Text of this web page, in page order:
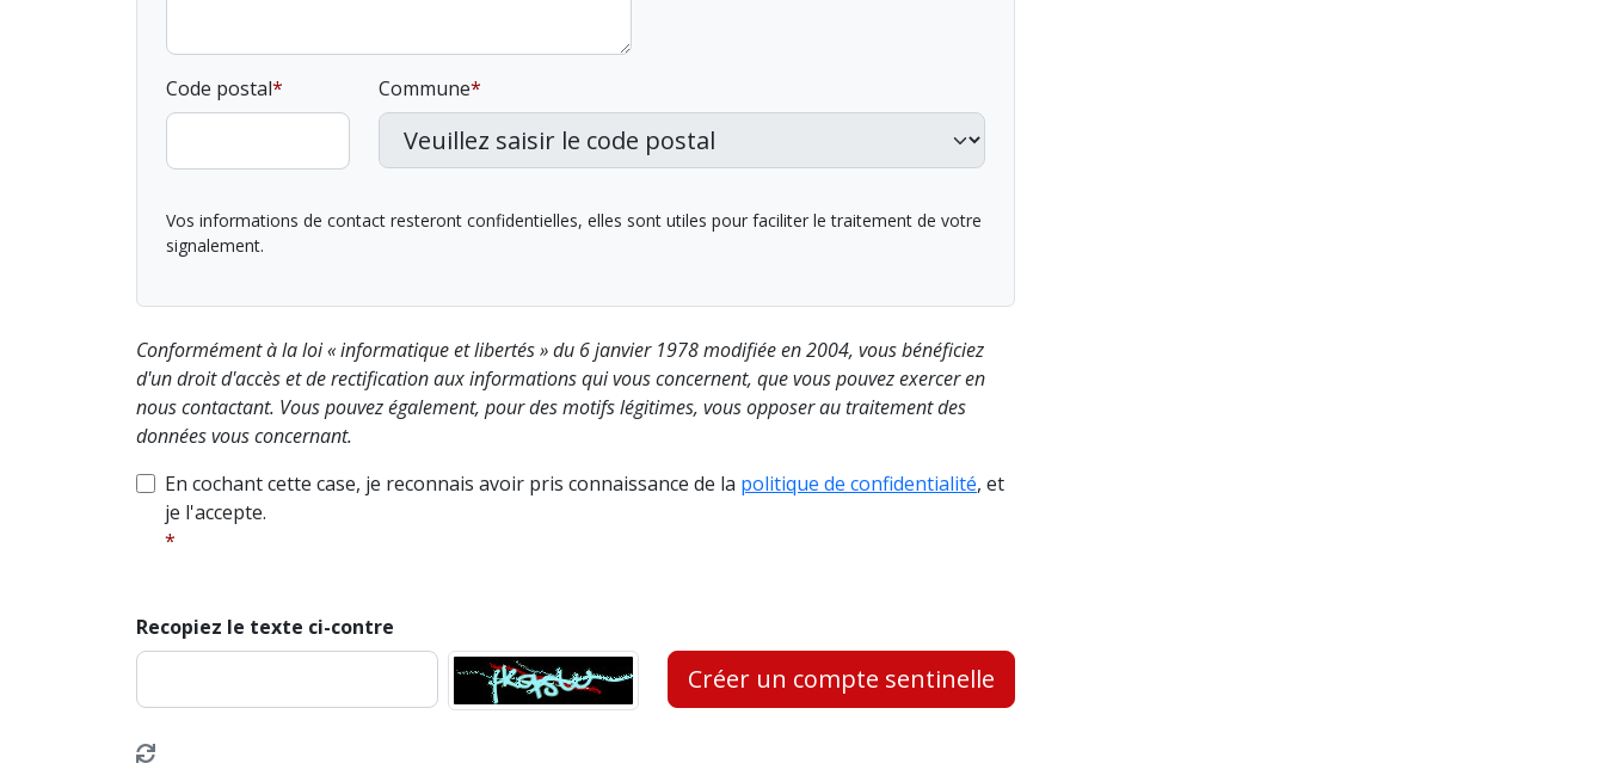
Code postal Commune
Vos informations de contact resteront confidentielles, elles sont utiles pour faciliter le traitement de votre
signalement.
Conformément à la loi « informatique et libertés » du 6 janvier 1978 modifiée en 2004, vous bénéficiez
d'un droit d'accès et de rectification aux informations qui vous concernent, que vous pouvez exercer en
nous contactant. Vous pouvez également, pour des motifs légitimes, vous opposer au traitement des
données vous concernant.
En cochant cette case, je reconnais avoir pris connaissance de la politique de confidentialité, et
je l'accepte.
Recopiez le texte ci-contre
Créer un compte sentinelle